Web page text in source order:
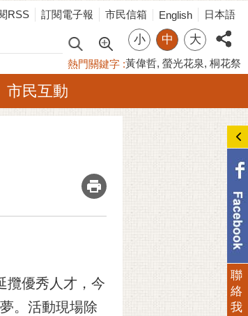
RSS 訂閱電子報 市民信箱 English 日本語
小 中 大
熱門關鍵字 黃偉哲 螢光花泉 桐花祭
市民互動
_
攬優秀人才，今
。活動現場除
聯
絡
我